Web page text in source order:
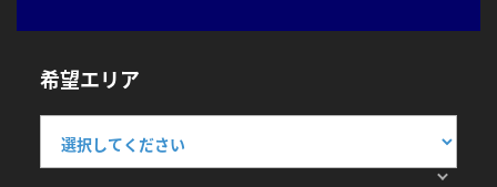
希望エリア